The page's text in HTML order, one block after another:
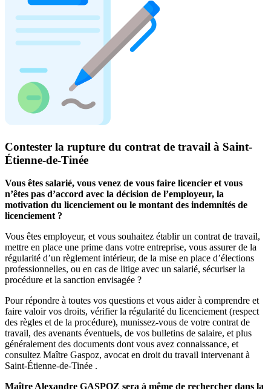
Contester la rupture du contrat de travail à Saint-
Étienne-de-Tinée
Vous êtes salarié, vous venez de vous faire licencier et vous
n’êtes pas d’accord avec la décision de l’employeur, la
motivation du licenciement ou le montant des indemnités de
licenciement ?
Vous êtes employeur, et vous souhaitez établir un contrat de travail,
mettre en place une prime dans votre entreprise, vous assurer de la
régularité d’un règlement intérieur, de la mise en place d’élections
professionnelles, ou en cas de litige avec un salarié, sécuriser la
procédure et la sanction envisagée ?
Pour répondre à toutes vos questions et vous aider à comprendre et
faire valoir vos droits, vérifier la régularité du licenciement (respect
des règles et de la procédure), munissez-vous de votre contrat de
travail, des avenants éventuels, de vos bulletins de salaire, et plus
généralement des documents dont vous avez connaissance, et
consultez Maître Gaspoz, avocat en droit du travail intervenant à
Saint-Étienne-de-Tinée .
Maître Alexandre GASPOZ sera à même de rechercher dans la